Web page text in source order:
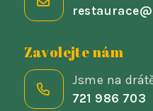
Zavolejte nám
Jsme na
721 986 703